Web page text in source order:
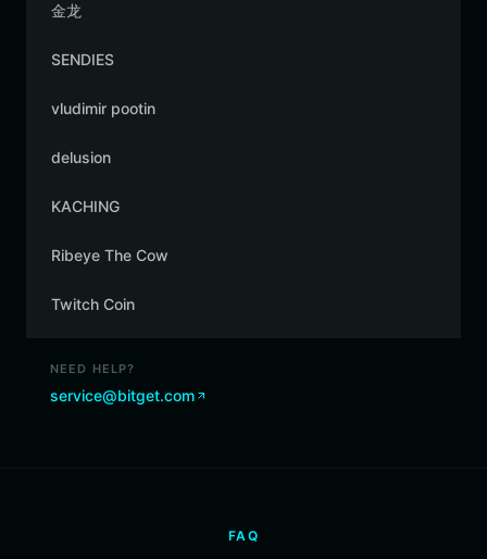
金龙
SENDIES
vludimir pootin
delusion
KACHING
Ribeye The Cow
Twitch Coin
NEED HELP?
service@bitget.com
FAQ